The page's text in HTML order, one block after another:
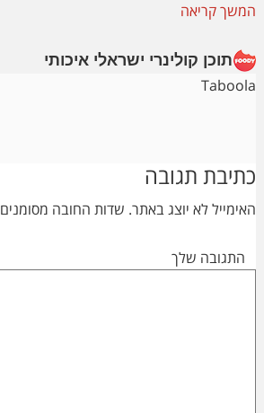
המשך קריאה
תוכן קולינרי ישראלי איכותי
Taboola
Reader
Interactions
כתיבת תגובה
האימייל לא יוצג באתר. שדות החובה מסומנים
התגובה שלך